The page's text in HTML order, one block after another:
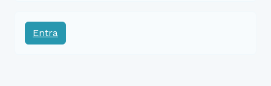
Entra